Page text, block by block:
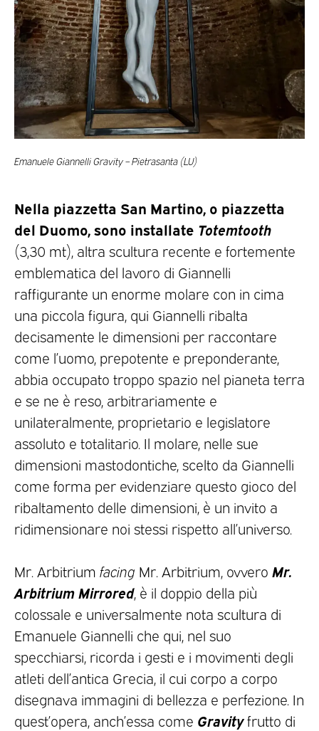
Emanuele Giannelli Gravity – Pietrasanta (LU)
Nella piazzetta San Martino, o piazzetta
del Duomo, sono installate Totemtooth
(3,30 mt), altra scultura recente e fortemente
emblematica del lavoro di Giannelli
raffigurante un enorme molare con in cima
una piccola figura, qui Giannelli ribalta
decisamente le dimensioni per raccontare
come l’uomo, prepotente e preponderante,
abbia occupato troppo spazio nel pianeta terra
e se ne è reso, arbitrariamente e
unilateralmente, proprietario e legislatore
assoluto e totalitario. Il molare, nelle sue
dimensioni mastodontiche, scelto da Giannelli
come forma per evidenziare questo gioco del
ribaltamento delle dimensioni, è un invito a
ridimensionare noi stessi rispetto all’universo.
Mr. Arbitrium facing Mr. Arbitrium, ovvero Mr.
Arbitrium Mirrored, è il doppio della più
colossale e universalmente nota scultura di
Emanuele Giannelli che qui, nel suo
specchiarsi, ricorda i gesti e i movimenti degli
atleti dell’antica Grecia, il cui corpo a corpo
disegnava immagini di bellezza e perfezione. In
quest’opera, anch’essa come Gravityfrutto di